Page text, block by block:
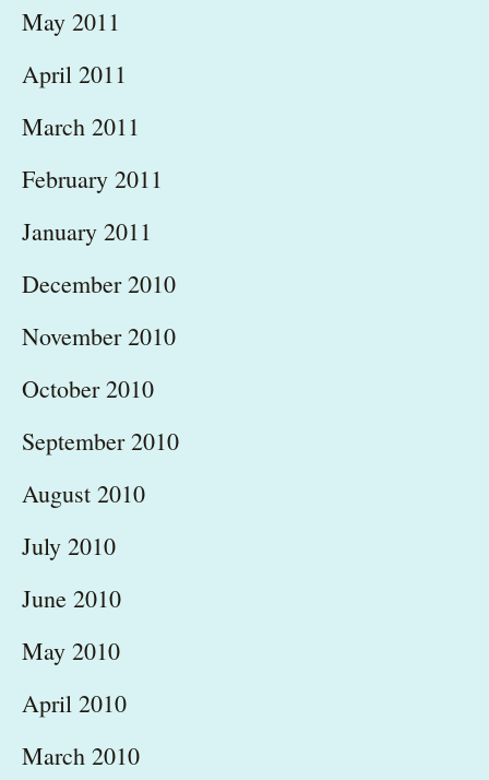
May 2011
April 2011
March 2011
February 2011
January 2011
December 2010
November 2010
October 2010
September 2010
August 2010
July 2010
June 2010
May 2010
April 2010
March 2010